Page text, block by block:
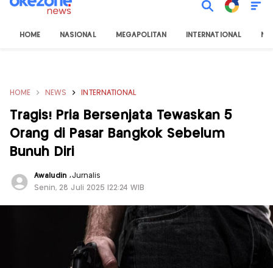
HOME NASIONAL MEGAPOLITAN INTERNATIONAL
HOME NEWS INTERNATIONAL
Tragis! Pria Bersenjata Tewaskan 5
Orang di Pasar Bangkok Sebelum
Bunuh Diri
Awaludin,Jurnalis
Senin, 28 Juli 2025 |22:24 WIB